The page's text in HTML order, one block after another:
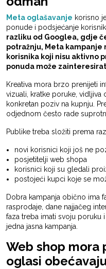
Meta oglašavanje korisno
ponude i podsjećanje
razliku od Googlea, gdje
potražnju, Meta kampanje
korisnika koji nisu aktivno
ponuda može
Kreativa mora brzo prenijeti
vizuali, kratke poruke, vidljiva
konkretan poziv na kupnju.
odjednom često rade
Publike treba složiti prema
novi korisnici koji još ne
posjetitelji web shopa
korisnici koji su gledali
postojeći kupci koje se
Dobra kampanja obično ima
rasprodaje, dane najjačeg
faza treba imati svoju poruku
jedna jasna kampanja.
Web shop
oglasi